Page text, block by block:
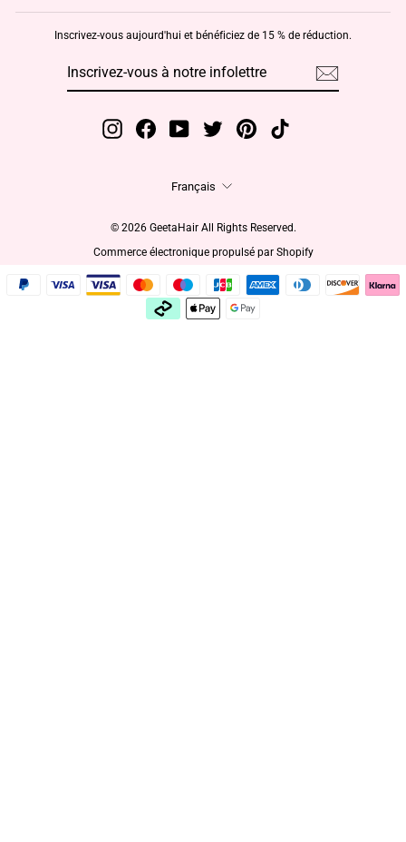
Inscrivez-vous aujourd'hui et bénéficiez de 15 % de réduction.
INFOLETTRE
InstagramFacebookYouTube TwitterPinterest
Langue
Français
© 2026 GeetaHair All Rights Reserved.
Commerce électronique propulsé par Shopify